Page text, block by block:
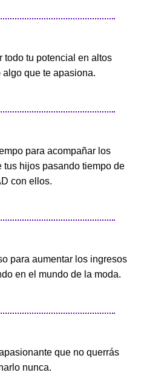
todo tu potencial en altos
que te apasiona.
para acompañar los
tus hijos pasando tiempo de
con ellos.
para aumentar los ingresos
en el mundo de la moda.
que no querrás
nunca.